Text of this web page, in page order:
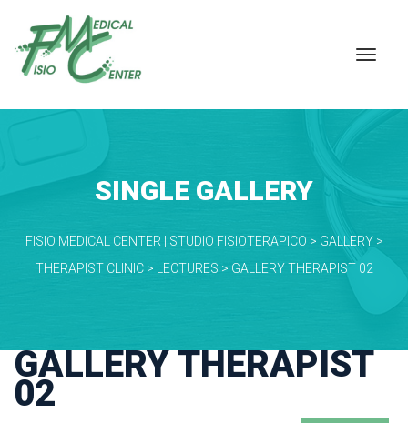
SINGLE GALLERY
FISIO MEDICAL CENTER | STUDIO FISIOTERAPICO > GALLERY >
THERAPIST CLINIC > LECTURES > GALLERY THERAPIST 02
GALLERY THERAPIST
02